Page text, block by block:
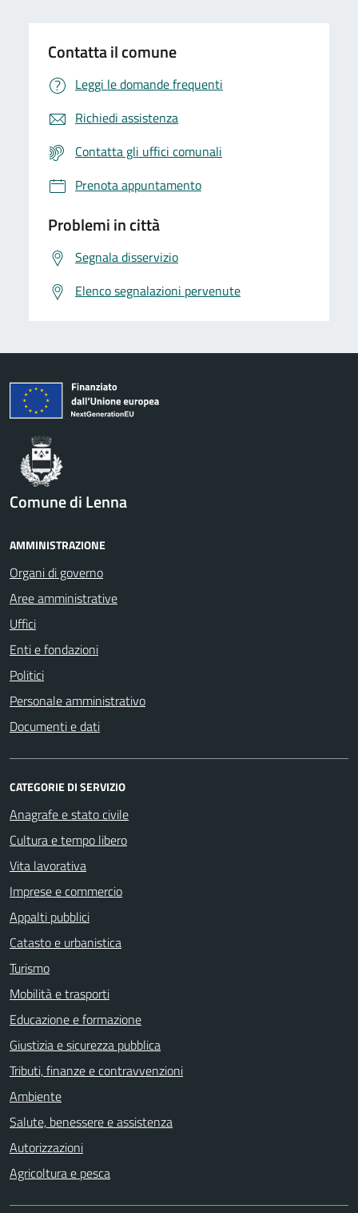
Contatta il comune
Leggi le domande frequenti
Richiedi assistenza
Contatta gli uffici comunali
Prenota appuntamento
Problemi in città
Segnala disservizio
Elenco segnalazioni pervenute
Comune di Lenna
AMMINISTRAZIONE
Organi di governo
Aree amministrative
Uffici
Enti e fondazioni
Politici
Personale amministrativo
Documenti e dati
CATEGORIE DI SERVIZIO
Anagrafe e stato civile
Cultura e tempo libero
Vita lavorativa
Imprese e commercio
Appalti pubblici
Catasto e urbanistica
Turismo
Mobilità e trasporti
Educazione e formazione
Giustizia e sicurezza pubblica
Tributi, finanze e contravvenzioni
Ambiente
Salute, benessere e assistenza
Autorizzazioni
Agricoltura e pesca